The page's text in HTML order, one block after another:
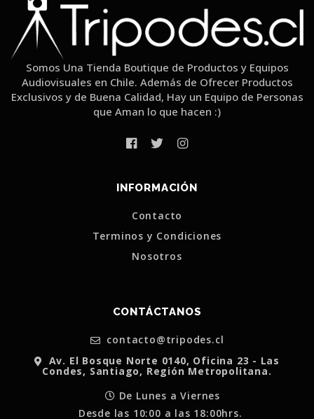
Somos Una Tienda Boutique de Productos y Equipos
Audiovisuales en Chile. Además de Ofrecer Productos
Exclusivos y de Buena Calidad, Hay un Equipo de Personas
que Aman lo que hacen :)
INFORMACIÓN
Contacto
Terminos y Condiciones
Nosotros
CONTÁCTANOS
contacto@tripodes.cl
Av. El Bosque Norte 0140, Oficina 23 - Las
Condes, Santiago, Región Metropolitana.
De Lunes a Viernes
Desde las 10:00 a las 18:00hrs.